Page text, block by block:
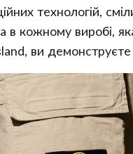
технологій,
в кожному виробі,
ви